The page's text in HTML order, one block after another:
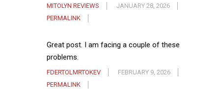
MITOLYN REVIEWS
JANUARY 28, 2026
PERMALINK
Great post. I am facing a couple of these
problems.
FDERTOLMRTOKEV
FEBRUARY 9, 2026
PERMALINK